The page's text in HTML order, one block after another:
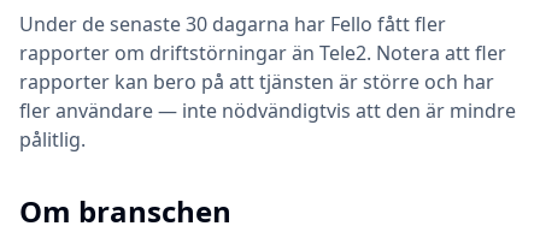
Under de senaste 30 dagarna har Fello fått fler
rapporter om driftstörningar än Tele2. Notera att fler
rapporter kan bero på att tjänsten är större och har
fler användare — inte nödvändigtvis att den är mindre
pålitlig.
Om branschen